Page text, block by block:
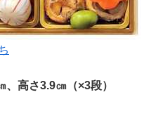
高さ3.9㎝（×3段）